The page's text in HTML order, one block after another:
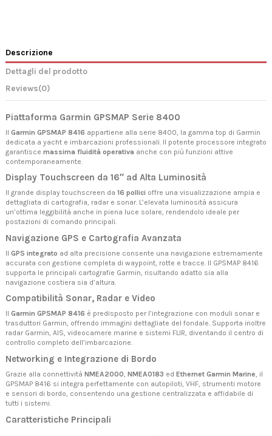
Descrizione
Dettagli del prodotto
Reviews(0)
Piattaforma Garmin GPSMAP Serie 8400
Il Garmin GPSMAP 8416 appartiene alla serie 8400, la gamma top di Garmin
dedicata a yacht e imbarcazioni professionali. Il potente processore integrato
garantisce massima fluidità operativa anche con più funzioni attive
contemporaneamente.
Display Touchscreen da 16″ ad Alta Luminosità
Il grande display touchscreen da 16 pollici offre una visualizzazione ampia e
dettagliata di cartografia, radar e sonar. L’elevata luminosità assicura
un’ottima leggibilità anche in piena luce solare, rendendolo ideale per
postazioni di comando principali.
Navigazione GPS e Cartografia Avanzata
Il GPS integrato ad alta precisione consente una navigazione estremamente
accurata con gestione completa di waypoint, rotte e tracce. Il GPSMAP 8416
supporta le principali cartografie Garmin, risultando adatto sia alla
navigazione costiera sia d’altura.
Compatibilità Sonar, Radar e Video
Il Garmin GPSMAP 8416 è predisposto per l’integrazione con moduli sonar e
trasduttori Garmin, offrendo immagini dettagliate del fondale. Supporta inoltre
radar Garmin, AIS, videocamere marine e sistemi FLIR, diventando il centro di
controllo completo dell’imbarcazione.
Networking e Integrazione di Bordo
Grazie alla connettività NMEA2000, NMEA0183 ed Ethernet Garmin Marine, il
GPSMAP 8416 si integra perfettamente con autopiloti, VHF, strumenti motore
e sensori di bordo, consentendo una gestione centralizzata e affidabile di
tutti i sistemi.
Caratteristiche Principali